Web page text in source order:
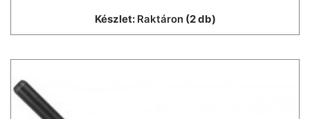
Készlet: Raktáron(2 db)